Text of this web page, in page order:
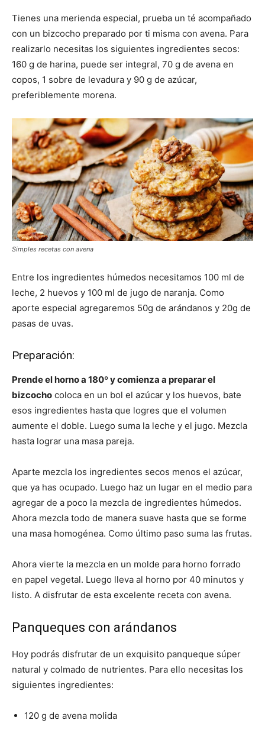
Tienes una merienda especial, prueba un té acompañado
con un bizcocho preparado por ti misma con avena. Para
realizarlo necesitas los siguientes ingredientes secos:
160 g de harina, puede ser integral, 70 g de avena en
copos, 1 sobre de levadura y 90 g de azúcar,
preferiblemente morena.
Simples recetas con avena
Entre los ingredientes húmedos necesitamos 100 ml de
leche, 2 huevos y 100 ml de jugo de naranja. Como
aporte especial agregaremos 50g de arándanos y 20g de
pasas de uvas.
Preparación:
Prende el horno a 180º y comienza a preparar el
bizcocho coloca en un bol el azúcar y los huevos, bate
esos ingredientes hasta que logres que el volumen
aumente el doble. Luego suma la leche y el jugo. Mezcla
hasta lograr una masa pareja.
Aparte mezcla los ingredientes secos menos el azúcar,
que ya has ocupado. Luego haz un lugar en el medio para
agregar de a poco la mezcla de ingredientes húmedos.
Ahora mezcla todo de manera suave hasta que se forme
una masa homogénea. Como último paso suma las frutas.
Ahora vierte la mezcla en un molde para horno forrado
en papel vegetal. Luego lleva al horno por 40 minutos y
listo. A disfrutar de esta excelente receta con avena.
Panqueques con arándanos
Hoy podrás disfrutar de un exquisito panqueque súper
natural y colmado de nutrientes. Para ello necesitas los
siguientes ingredientes:
120 g de avena molida